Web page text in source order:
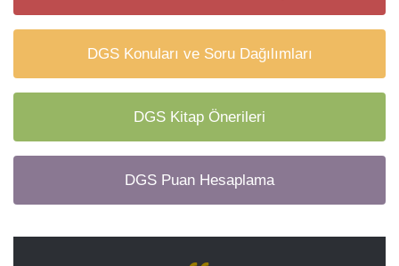
DGS Konuları ve Soru Dağılımları
DGS Kitap Önerileri
DGS Puan Hesaplama